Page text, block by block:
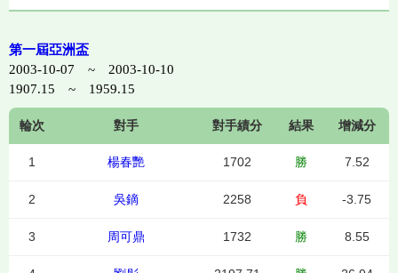
第一屆亞洲盃
2003-10-07 ~ 2003-10-10
1907.15 ~ 1959.15
輪次 對手 對手績分 結果 增減分
1 楊春艷 1702 勝 7.52
2 吳鏑 2258 負 -3.75
3 周可鼎 1732 勝 8.55